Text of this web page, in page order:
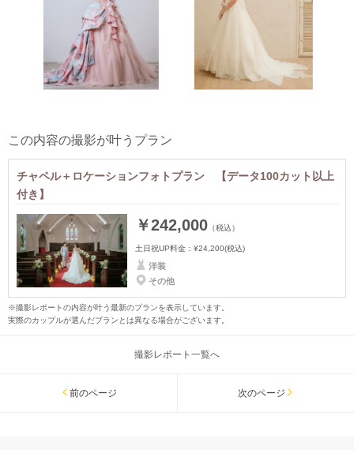
この内容の撮影が叶うプラン
チャペル＋ロケーションフォトプラン 【データ100カット以上
付き】
￥242,000 （税込）
土日祝UP料金： ¥24,200(税込)
洋装
その他
※撮影レポートの内容が叶う最新のプランを表示しています。
実際のカップルが選んだプランとは異なる場合がございます。
撮影レポート一覧へ
前のページ 次のページ